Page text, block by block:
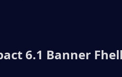
6.1 Banner